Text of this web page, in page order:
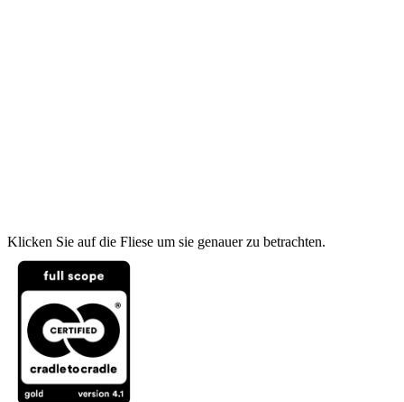
Klicken Sie auf die Fliese um sie genauer zu betrachten.